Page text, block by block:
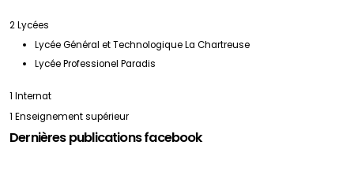
2 Lycées
Lycée Général et Technologique La Chartreuse
Lycée Professionel Paradis
1 Internat
1 Enseignement supérieur
Dernières publications facebook